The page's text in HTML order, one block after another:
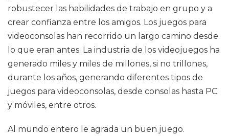
robustecer las habilidades de trabajo en grupo y a
crear confianza entre los amigos. Los juegos para
videoconsolas han recorrido un largo camino desde
lo que eran antes. La industria de los videojuegos ha
generado miles y miles de millones, si no trillones,
durante los años, generando diferentes tipos de
juegos para videoconsolas, desde consolas hasta PC
y móviles, entre otros.
Al mundo entero le agrada un buen juego.